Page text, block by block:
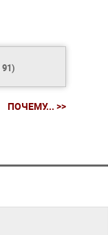
91)
ПОЧЕМУ... >>